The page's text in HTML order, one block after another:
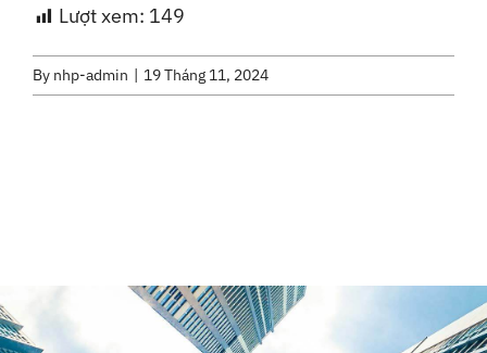
Lượt xem: 149
By nhp-admin 19 Tháng 11, 2024